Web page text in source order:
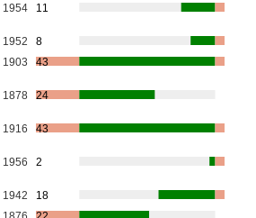
1954 11
1952
8
1903 43
1878 24
1916 43
1956 2
1942
18